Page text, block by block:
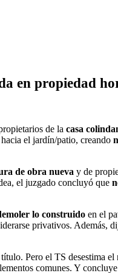
en propiedad
de la casa
hacia el jardín/patio, creando
de obra nueva y de
el juzgado concluyó que
lo construido en el
privativos. Además,
Pero el TS desestima el
comunes. Y